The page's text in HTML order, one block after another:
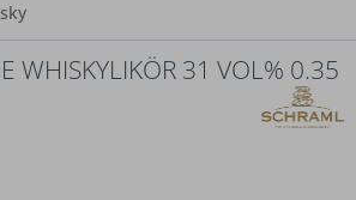
WHISKYLIKÖR 31 VOL% 0.35